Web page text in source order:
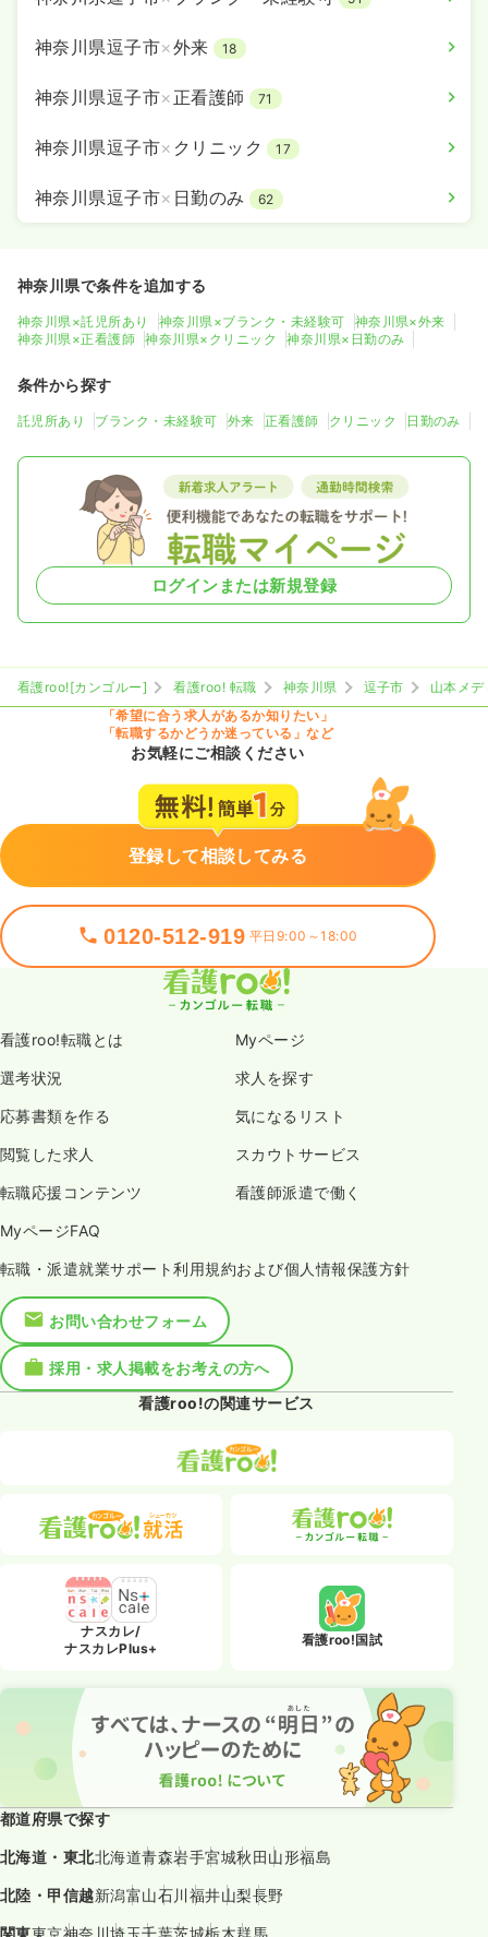
神奈川県逗子市×外来 18
神奈川県逗子市× 正看護師 71
神奈川県逗子市× クリニック 17
神奈川県逗子市× 日勤のみ 62
神奈川県で条件を追加する
神奈川県×託児所あり 神奈川県×ブランク・未経験可
神奈川県×外来
神奈川県×正看護師
神奈川県×クリニック 神奈川県×日勤のみ
条件から探す
託児所あり ブランク・未経験可 外来 正看護師 クリニック 日勤のみ
ログインまたは新規登録
看護roo![カンゴルー] 看護roo! 転職 神奈川県 逗子市
山本メ
「希望に合う求人があるか知りたい」
「転職するかどうか迷っている」など
お気軽にご相談ください
登録して相談してみる
0120-512-919 平日9:00～18:00
看護roo!転職とは Myページ
選考状況 求人を探す
応募書類を作る 気になるリスト
閲覧した求人 スカウトサービス
転職応援コンテンツ 看護師派遣で働く
MyページFAQ
転職・派遣就業サポート利用規約および個人情報保護方針
お問い合わせフォーム
採用・求人掲載をお考えの方へ
看護roo!の関連サービス
ナスカレ/
ナスカレPlus+
看護roo!国試
都道府県で探す
北海道・東北北海道青森岩手宮城秋田山形福島
北陸・甲信越新潟富山石川福井山梨長野